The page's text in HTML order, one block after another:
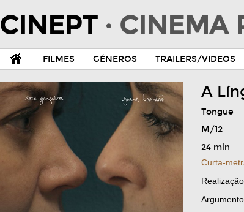
CINEPT · CINEMA
FILMES GÉNEROS TRAILERS/VIDEOS
A
Tongue
M/12
24 min
Curta-